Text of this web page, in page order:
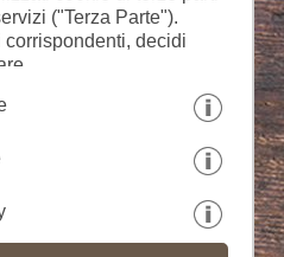
("Terza Parte").
decidi
tutto", "Salva
selezione", dichiari di
revocarlo in qualsiasi